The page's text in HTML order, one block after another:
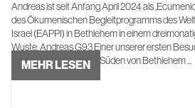
Andreas ist seit Anfang April 2024 als
des Ökumenischen Begleitprogramms des
Israel (EAPPI) in Bethlehem in einem
Wüste, Andreas G93 Einer unserer ersten
nach Kisan, ein Dorf im Süden von Bethlehem ...
MEHR LESEN